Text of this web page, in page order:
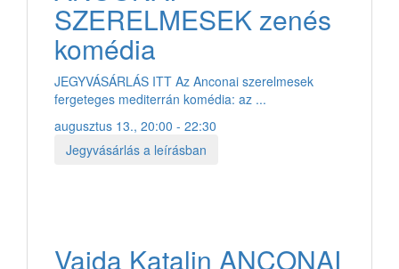
SZERELMESEK zenés
komédia
JEGYVÁSÁRLÁS ITT Az Anconai szerelmesek
fergeteges mediterrán komédia: az ...
augusztus 13., 20:00 - 22:30
Jegyvásárlás a leírásban
Vajda Katalin ANCONAI